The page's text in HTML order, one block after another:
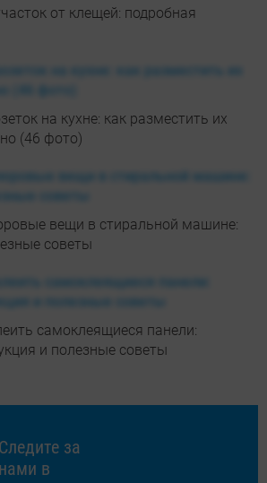
от клещей: подробная
на кухне: как разместить их
(46 фото)
вещи в стиральной машине:
советы
самоклеящиеся панели:
и полезные советы
Следите за
нами в